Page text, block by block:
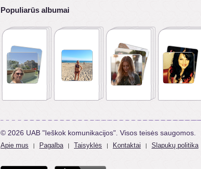
Populiarūs albumai
© 2026 UAB "Ieškok komunikacijos". Visos teisės saugomos.
Apie mus | Pagalba | Taisyklės | Kontaktai | Slapukų politika